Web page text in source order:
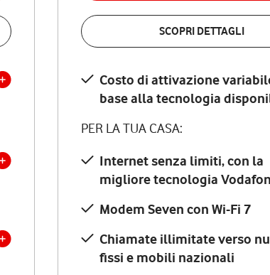
SCOPRI DETTAGLI
Costo di attivazione
base alla tecnologia
PER LA TUA CASA:
Internet senza limiti, con la
migliore tecnologia
Modem Seven con Wi-Fi 7
Chiamate illimitate verso
fissi e mobili nazionali